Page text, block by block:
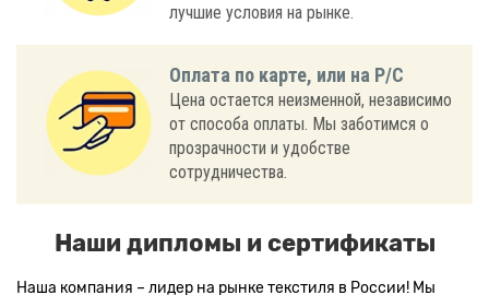
лучшие условия на рынке.
Оплата по карте, или на Р/С
Цена остается неизменной, независимо
от способа оплаты. Мы заботимся о
прозрачности и удобстве
сотрудничества.
Наши дипломы и сертификаты
Наша компания – лидер на рынке текстиля в России! Мы